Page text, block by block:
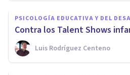
PSICOLOGÍA EDUCATIVA Y DEL
Contra los Talent Shows
Luis Rodríguez Centeno